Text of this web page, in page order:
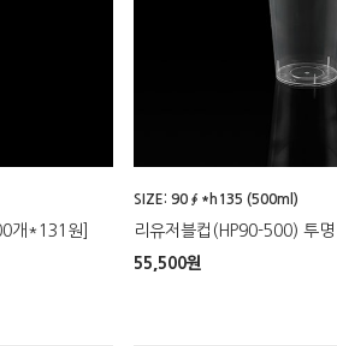
개*131원]
SIZE: 90∮*h135 (500ml)
리유저블컵(HP90-500) 투
55,500원